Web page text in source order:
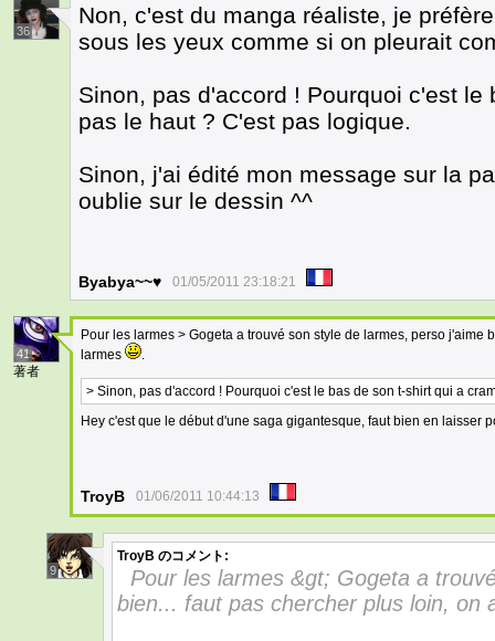
36
Non, c'est du manga réaliste, je
sous les yeux comme si on pleurait
Sinon, pas d'accord ! Pourquoi c'est
pas le haut ? C'est pas logique.
Sinon, j'ai édité mon message sur la
oublie sur le dessin ^^
Byabya~~♥ 01/05/2011 23:18:21
41
著者
Pour les larmes > Gogeta a trouvé son style de larmes, perso
larmes
.
> Sinon, pas d'accord ! Pourquoi c'est le bas de son t-shirt qui a
Hey c'est que le début d'une saga gigantesque, faut bien en laisser
TroyB 01/06/2011 10:44:13
9
TroyB のコメント:
Pour les larmes &gt; Gogeta a
bien... faut pas chercher plus loin, on